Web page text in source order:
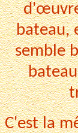
bateau,
semble
C'est la